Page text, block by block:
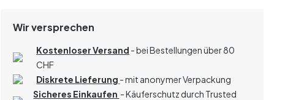
Wir versprechen
Kostenloser Versand - bei Bestellungen über 80
CHF
Diskrete Lieferung - mit anonymer Verpackung
Sicheres Einkaufen - Käuferschutz durch Trusted